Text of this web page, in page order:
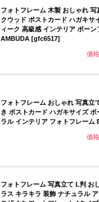
フォトフレーム 木製 おしゃれ
クウッド ポストカード ハガキサ
ィーク 高級感 インテリア ボーン
AMBUDA [gfc6517]
価
フォトフレーム おしゃれ 写真立
き ポストカード ハガキサイズ ボ
ラル インテリア フォトフレー
価
フォトフレーム 写真立て L判 お
ラス キラキラ 装飾 ナチュラル